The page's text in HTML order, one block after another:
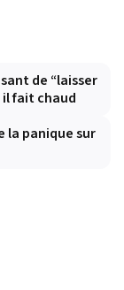
de “laisser
il fait chaud
la panique sur